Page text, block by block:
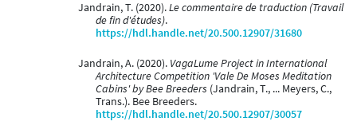
Jandrain, T. (2020).Le commentaire de traduction (Travail
de fin d'études).
https://hdl.handle.net/20.500.12907/31680
Jandrain, A. (2020). VagaLume Project in International
Architecture Competition 'Vale De Moses Meditation
Cabins' by Bee Breeders (Jandrain, T., ... Meyers, C.,
Trans.). Bee Breeders.
https://hdl.handle.net/20.500.12907/30057